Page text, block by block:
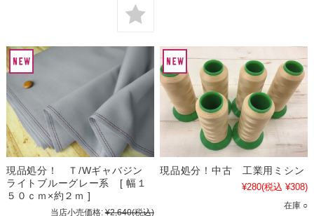
現品処分！ Ｔ/Wギャバジン
ライトブルーグレー系 [ 幅１
５０ｃｍ×約２ｍ ]
当店小売価格: ¥2,640(税込)
現品処分！中古 工業用ミシン
¥280(税込 ¥308)
在庫 ○